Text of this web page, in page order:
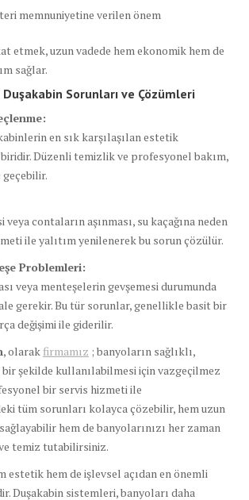
memnuniyetine verilen önem
etmek, uzun vadede hem ekonomik hem de
sağlar.
Duşakabin Sorunları ve Çözümleri
en sık karşılaşılan estetik
Düzenli temizlik ve profesyonel bakım,
geçebilir.
contaların aşınması, su kaçağına neden
ile yalıtım yenilenerek bu sorun çözülür.
Problemleri:
veya menteşelerin gevşemesi durumunda
gerekir. Bu tür sorunlar, genellikle basit bir
değişimi ile giderilir.
, olarak firmamız ; banyoların sağlıklı,
şekilde kullanılabilmesi için vazgeçilmez
bir servis hizmeti ile
tüm sorunları kolayca çözebilir, hem uzun
hem de banyolarınızı her zaman
temiz tutabilirsiniz.
estetik hem de işlevsel açıdan en önemli
Duşakabin sistemleri, banyoları daha